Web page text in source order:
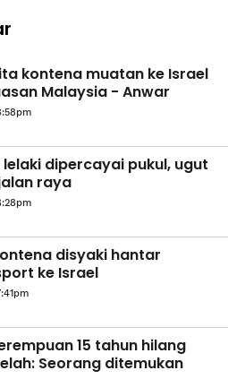
kontena muatan ke Israel
Malaysia - Anwar
lelaki dipercayai pukul, ugut
raya
disyaki hantar
ke Israel
15 tahun hilang
Seorang ditemukan